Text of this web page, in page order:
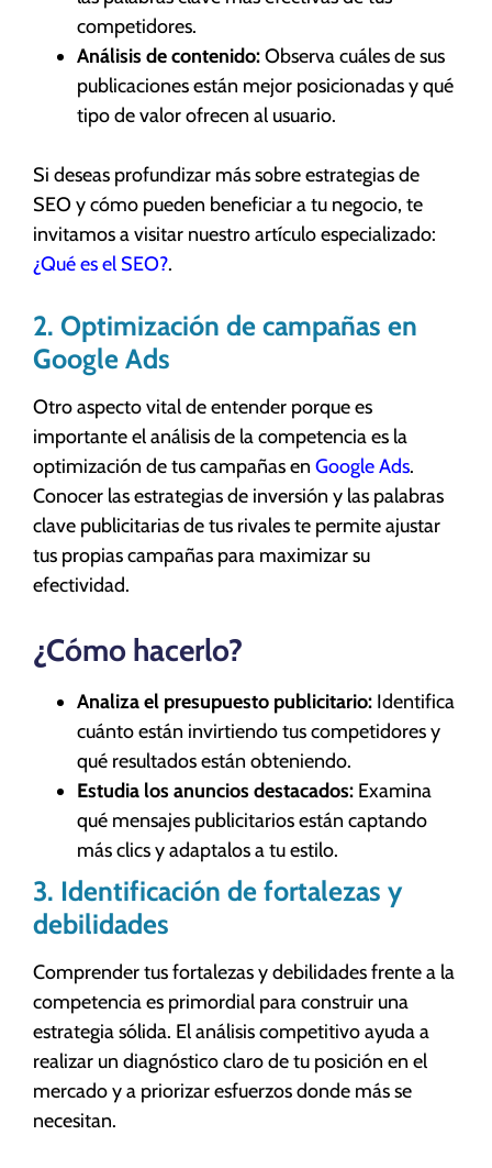
competidores.
Análisis de contenido:Observa cuáles de sus
publicaciones están mejor posicionadas y qué
tipo de valor ofrecen al usuario.
Si deseas profundizar más sobre estrategias de
SEO y cómo pueden beneficiar a tu negocio, te
invitamos a visitar nuestro artículo especializado:
¿Qué es el SEO?.
2. Optimización de campañas en
Google Ads
Otro aspecto vital de entender porque es
importante el análisis de la competencia es la
optimización de tus campañas en Google Ads.
Conocer las estrategias de inversión y las palabras
clave publicitarias de tus rivales te permite ajustar
tus propias campañas para maximizar su
efectividad.
¿Cómo hacerlo?
Analiza el presupuesto publicitario: Identifica
cuánto están invirtiendo tus competidores y
qué resultados están obteniendo.
Estudia los anuncios destacados: Examina
qué mensajes publicitarios están captando
más clics y adaptalos a tu estilo.
3. Identificación de fortalezas y
debilidades
Comprender tus fortalezas y debilidades frente a la
competencia es primordial para construir una
estrategia sólida. El análisis competitivo ayuda a
realizar un diagnóstico claro de tu posición en el
mercado y a priorizar esfuerzos donde más se
necesitan.